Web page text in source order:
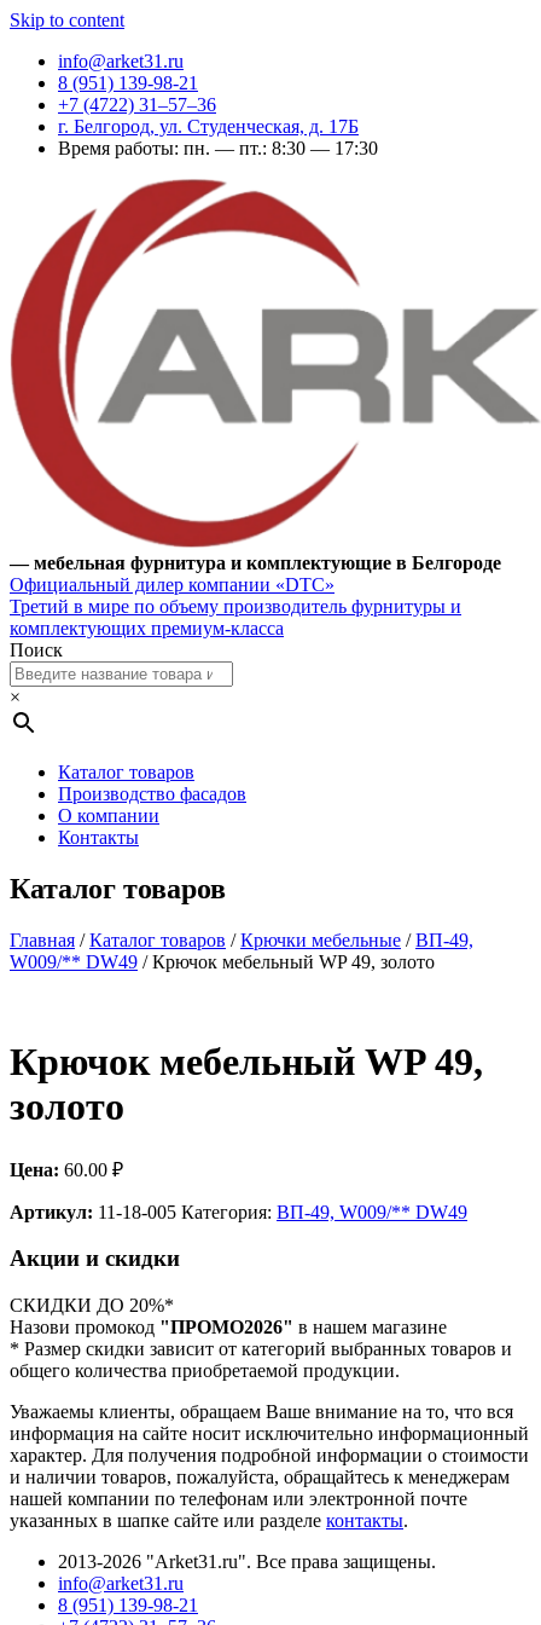
Skip to content
info@arket31.ru
8 (951) 139-98-21
+7 (4722) 31‒57‒36
г. Белгород, ул. Студенческая, д. 17Б
Время работы: пн. — пт.: 8:30 — 17:30
— мебельная фурнитура и комплектующие в Белгороде
Официальный дилер компании «DTC»
Третий в мире по объему производитель фурнитуры и
комплектующих премиум-класса
Поиск
×
Каталог товаров
Производство фасадов
О компании
Контакты
Каталог товаров
Главная /Каталог товаров /Крючки мебельные /ВП-49,
W009/** DW49 / Крючок мебельный WP 49, золото
Крючок мебельный WP 49,
золото
Цена: 60.00 ₽
Артикул: 11-18-005 Категория: ВП-49, W009/** DW49
Акции и скидки
СКИДКИ ДО 20%*
Назови промокод "ПРОМО2026" в нашем магазине
* Размер скидки зависит от категорий выбранных товаров и
общего количества приобретаемой продукции.
Уважаемы клиенты, обращаем Ваше внимание на то, что вся
информация на сайте носит исключительно информационный
характер. Для получения подробной информации о стоимости
и наличии товаров, пожалуйста, обращайтесь к менеджерам
нашей компании по телефонам или электронной почте
указанных в шапке сайте или разделе контакты.
2013-2026 "Arket31.ru". Все права защищены.
info@arket31.ru
8 (951) 139-98-21